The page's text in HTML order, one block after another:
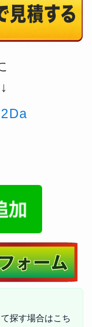
探す場合はこち